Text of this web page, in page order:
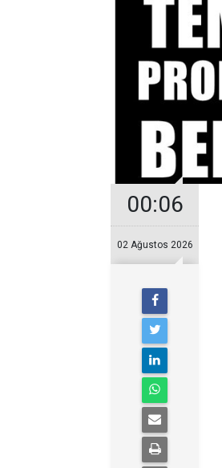
00:06
02 Ağustos 2026